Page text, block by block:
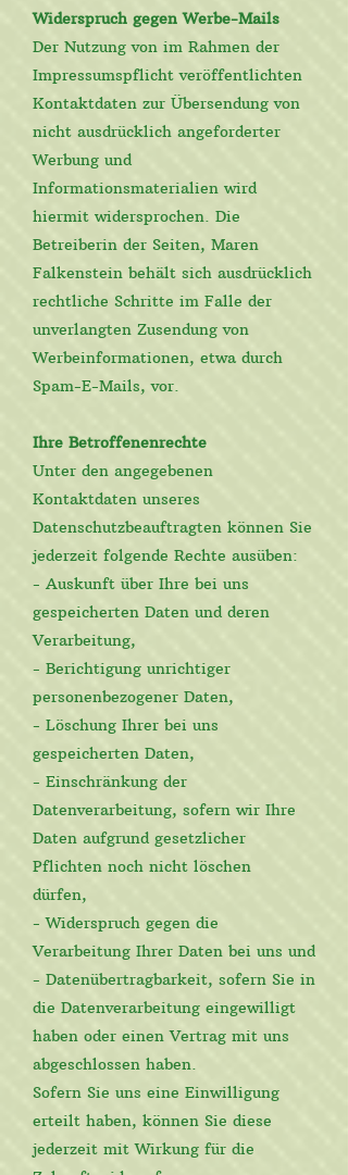
Widerspruch gegen Werbe-Mails
Der Nutzung von im Rahmen der
Impressumspflicht veröffentlichten
Kontaktdaten zur Übersendung von
nicht ausdrücklich angeforderter
Werbung und
Informationsmaterialien wird
hiermit widersprochen. Die
Betreiberin der Seiten, Maren
Falkenstein behält sich ausdrücklich
rechtliche Schritte im Falle der
unverlangten Zusendung von
Werbeinformationen, etwa durch
Spam-E-Mails, vor.
Ihre Betroffenenrechte
Unter den angegebenen
Kontaktdaten unseres
Datenschutzbeauftragten können Sie
jederzeit folgende Rechte ausüben:
- Auskunft über Ihre bei uns
gespeicherten Daten und deren
Verarbeitung,
- Berichtigung unrichtiger
personenbezogener Daten,
- Löschung Ihrer bei uns
gespeicherten Daten,
- Einschränkung der
Datenverarbeitung, sofern wir Ihre
Daten aufgrund gesetzlicher
Pflichten noch nicht löschen
dürfen,
- Widerspruch gegen die
Verarbeitung Ihrer Daten bei uns und
- Datenübertragbarkeit, sofern Sie in
die Datenverarbeitung eingewilligt
haben oder einen Vertrag mit uns
abgeschlossen haben.
Sofern Sie uns eine Einwilligung
erteilt haben, können Sie diese
jederzeit mit Wirkung für die